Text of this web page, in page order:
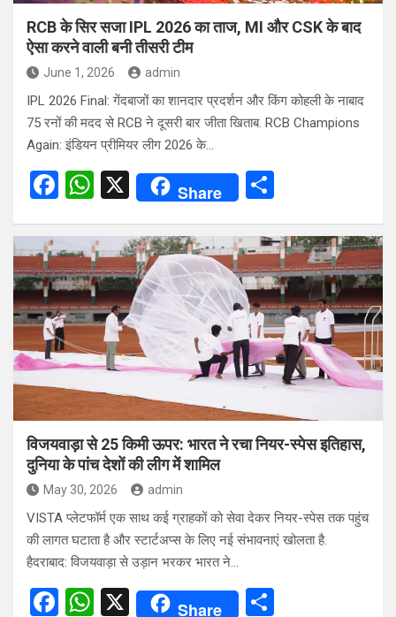
RCB के सिर सजा IPL 2026 का ताज, MI और CSK के बाद
ऐसा करने वाली बनी तीसरी टीम
June 1, 2026 admin
IPL 2026 Final: गेंदबाजों का शानदार प्रदर्शन और किंग कोहली के नाबाद
75 रनों की मदद से RCB ने दूसरी बार जीता खिताब. RCB Champions
Again: इंडियन प्रीमियर लीग 2026 के…
F
ce
b
o
o
k
W
at
s
A
p
p
X Share
ar
e
विजयवाड़ा से 25 किमी ऊपर: भारत ने रचा नियर-स्पेस इतिहास,
दुनिया के पांच देशों की लीग में शामिल
May 30, 2026 admin
VISTA प्लेटफॉर्म एक साथ कई ग्राहकों को सेवा देकर नियर-स्पेस तक पहुंच
की लागत घटाता है और स्टार्टअप्स के लिए नई संभावनाएं खोलता है.
हैदराबाद: विजयवाड़ा से उड़ान भरकर भारत ने…
F
W X Share